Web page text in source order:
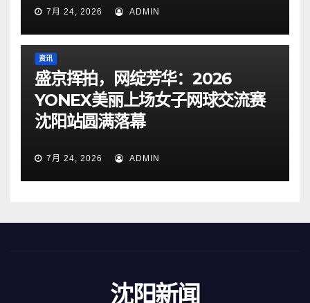
7月 24, 2026 ADMIN
资讯
盛京挥拍，网绽芳华：2026
YONEX美丽上场女子网球交流赛
沈阳站圆满落幕
7月 24, 2026 ADMIN
沈阳新闻